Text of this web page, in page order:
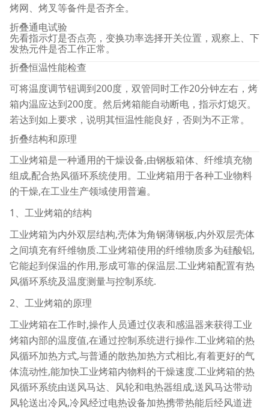
烤网、烤叉等备件是否齐全。
折叠通电试验
先看指示灯是否点亮，变换功率选择开关位置，观察上、下
发热元件是否工作正常。
折叠恒温性能检查
可将温度调节钮调到200度，双管同时工作20分钟左右，烤
箱内温应达到200度。然后烤箱能自动断电，指示灯熄灭。
若达到如上要求，说明其恒温性能良好，否则为不正常。
折叠结构和原理
工业烤箱是一种通用的干燥设备,由钢板箱体、纤维填充物
组成,配合热风循环系统使用。工业烤箱用于各种工业物料
的干燥,在工业生产领域使用普遍。
1、工业烤箱的结构
工业烤箱为内外双层结构,壳体为角钢薄钢板,内外双层壳体
之间填充有纤维物质.工业烤箱使用的纤维物质多为硅酸铝,
它能起到保温的作用,形成可靠的保温层.工业烤箱配置有热
风循环系统及温度测量与控制系统.
2、工业烤箱的原理
工业烤箱在工作时,操作人员通过仪表和感温器来获得工业
烤箱内部的温度值,在通过控制系统进行操作.工业烤箱的热
风循环加热方式,与普通的散热加热方式相比,有着更好的气
体流动性,能加快工业烤箱内物料的干燥速度.工业烤箱的热
风循环系统由送风马达、风轮和电热器组成,送风马达带动
风轮送出冷风,冷风经过电热设备加热携带热能后经风道进